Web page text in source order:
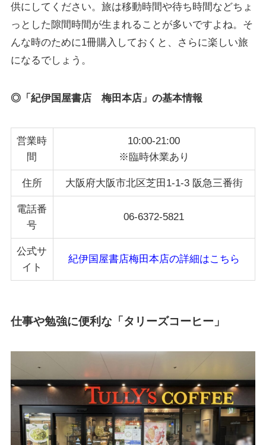
供にしてください。旅は移動時間や待ち時間などちょ
っとした隙間時間が生まれることが多いですよね。そ
んな時のために1冊購入しておくと、さらに楽しい旅
になるでしょう。
◎「紀伊国屋書店 梅田本店」 の基本情報
営業時
間
10:00-21:00
※臨時休業あり
住所 大阪府大阪市北区芝田1-1-3 阪急三番街
電話番
号
06-6372-5821
公式サ
イト
紀伊国屋書店梅田本店の詳細はこちら
仕事や勉強に便利な「タリーズコーヒー」